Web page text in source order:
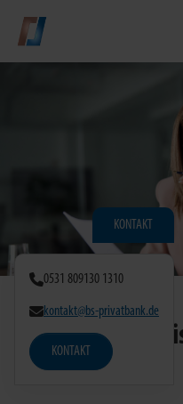
Zum Hauptinhalt springen
KONTAKT
0531 809130 1310
kontakt@bs-privatbank.de
KONTAKT